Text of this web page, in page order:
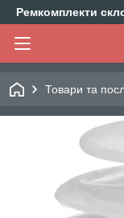
Ремкомплекти
Товари та